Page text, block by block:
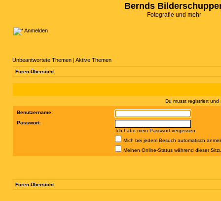
Bernds
Fotografie und mehr
Anmelden
Unbeantwortete Themen | Aktive Themen
Foren-Übersicht
Du musst registriert
Benutzername:
Passwort:
Ich habe mein Passwort vergessen
Mich bei jedem Besuch automatisch
Meinen Online-Status während dieser
Foren-Übersicht